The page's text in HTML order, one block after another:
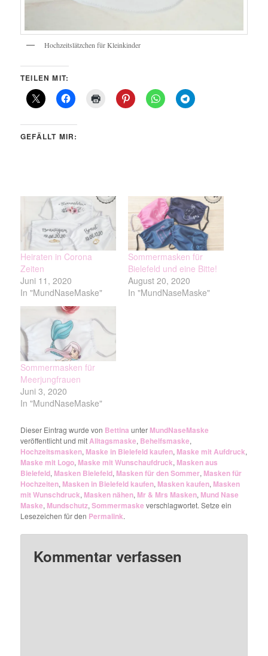
Hochzeitslätzchen für Kleinkinder
TEILEN MIT:
GEFÄLLT MIR:
Heiraten in Corona
Zeiten
Juni 11, 2020
In "MundNaseMaske"
Sommermasken für
Bielefeld und eine Bitte!
August 20, 2020
In "MundNaseMaske"
Sommermasken für
Meerjungfrauen
Juni 3, 2020
In "MundNaseMaske"
Dieser Eintrag wurde von Bettina unter MundNaseMaske
veröffentlicht und mitAlltagsmaske, Behelfsmaske,
Hochzeitsmasken, Maske in Bielefeld kaufen, Maske mit Aufdruck,
Maske mit Logo, Maske mit Wunschaufdruck, Masken aus
Bielefeld, Masken Bielefeld, Masken für den Sommer, Masken für
Hochzeiten, Masken in Bielefeld kaufen, Masken kaufen, Masken
mit Wunschdruck, Masken nähen, Mr & Mrs Masken, Mund Nase
Maske, Mundschutz,Sommermaske verschlagwortet. Setze ein
Lesezeichen für den Permalink.
Kommentar verfassen